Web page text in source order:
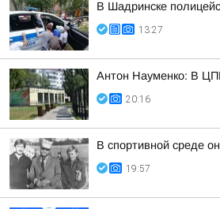
В Шадринске
13:27
Антон Науменко: В
20:16
В спортивной среде
19:57